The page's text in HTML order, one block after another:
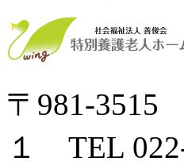
〒981-3515
１ TEL